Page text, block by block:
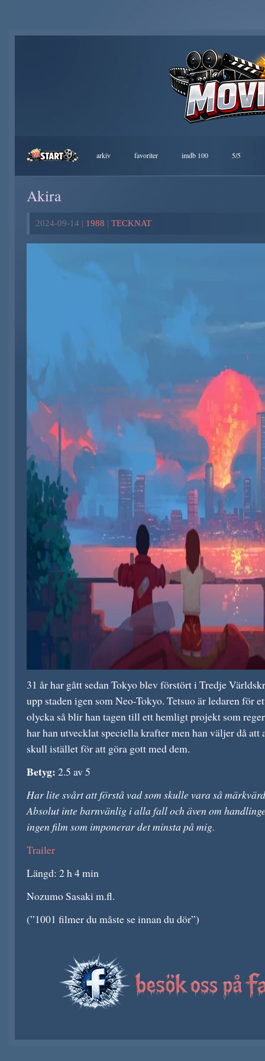
arkiv favoriter imdb 100 5/5
Akira
2024-09-14 | 1988 | TECKNAT
31 år har gått sedan Tokyo blev förstört i Tredje
upp staden igen som Neo-Tokyo. Tetsuo är ledaren för
olycka så blir han tagen till ett hemligt projekt som
har han utvecklat speciella krafter men han väljer då att
skull istället för att göra gott med dem.
Betyg: 2.5 av 5
Har lite svårt att förstå vad som skulle vara så
Absolut inte barnvänlig i alla fall och även om
ingen film som imponerar det minsta på mig.
Trailer
Längd: 2 h 4 min
Nozumo Sasaki m.fl.
(”1001 filmer du måste se innan du dör”)